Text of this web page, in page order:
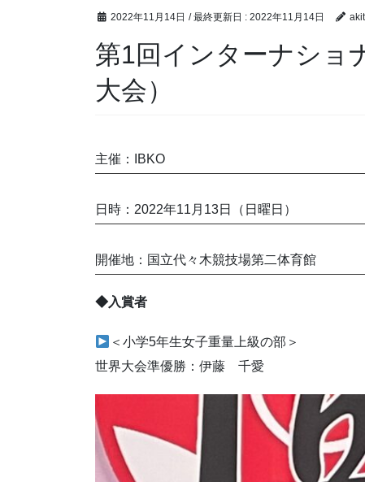
2022年11月14日 / 最終更新日 : 2022年11月14日
第1回インターナショ
大会）
主催：IBKO
日時：2022年11月13日（日曜日）
開催地：国立代々木競技場第二体育館
◆入賞者
＜小学5年生女子重量上級の部＞
世界大会準優勝：伊藤 千愛